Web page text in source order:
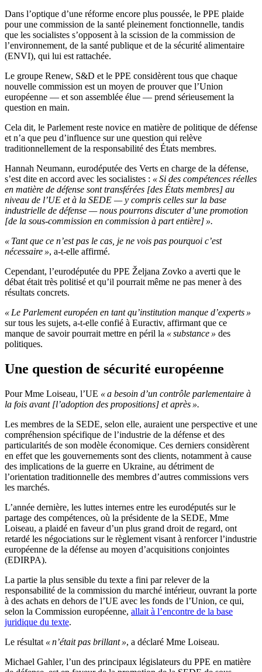
Dans l’optique d’une réforme encore plus poussée, le PPE plaide
pour une commission de la santé pleinement fonctionnelle, tandis
que les socialistes s’opposent à la scission de la commission de
l’environnement, de la santé publique et de la sécurité alimentaire
(ENVI), qui lui est rattachée.
Le groupe Renew, S&D et le PPE considèrent tous que chaque
nouvelle commission est un moyen de prouver que l’Union
européenne — et son assemblée élue — prend sérieusement la
question en main.
Cela dit, le Parlement reste novice en matière de politique de défense
et n’a que peu d’influence sur une question qui relève
traditionnellement de la responsabilité des États membres.
Hannah Neumann, eurodéputée des Verts en charge de la défense,
s’est dite en accord avec les socialistes : « Si des compétences réelles
en matière de défense sont transférées [des États membres] au
niveau de l’UE et à la SEDE — y compris celles sur la base
industrielle de défense — nous pourrons discuter d’une promotion
[de la sous-commission en commission à part entière] ».
« Tant que ce n’est pas le cas, je ne vois pas pourquoi c’est
nécessaire », a-t-elle affirmé.
Cependant, l’eurodéputée du PPE Željana Zovko a averti que le
débat était très politisé et qu’il pourrait même ne pas mener à des
résultats concrets.
« Le Parlement européen en tant qu’institution manque d’experts »
sur tous les sujets, a-t-elle confié à Euractiv, affirmant que ce
manque de savoir pourrait mettre en péril la « substance » des
politiques.
Une question de sécurité européenne
Pour Mme Loiseau, l’UE « a besoin d’un contrôle parlementaire à
la fois avant [l’adoption des propositions] et après ».
Les membres de la SEDE, selon elle, auraient une perspective et une
compréhension spécifique de l’industrie de la défense et des
particularités de son modèle économique. Ces derniers considèrent
en effet que les gouvernements sont des clients, notamment à cause
des implications de la guerre en Ukraine, au détriment de
l’orientation traditionnelle des membres d’autres commissions vers
les marchés.
L’année dernière, les luttes internes entre les eurodéputés sur le
partage des compétences, où la présidente de la SEDE, Mme
Loiseau, a plaidé en faveur d’un plus grand droit de regard, ont
retardé les négociations sur le règlement visant à renforcer l’industrie
européenne de la défense au moyen d’acquisitions conjointes
(EDIRPA).
La partie la plus sensible du texte a fini par relever de la
responsabilité de la commission du marché intérieur, ouvrant la porte
à des achats en dehors de l’UE avec les fonds de l’Union, ce qui,
selon la Commission européenne, allait à l’encontre de la base
juridique du texte.
Le résultat « n’était pas brillant », a déclaré Mme Loiseau.
Michael Gahler, l’un des principaux législateurs du PPE en matière